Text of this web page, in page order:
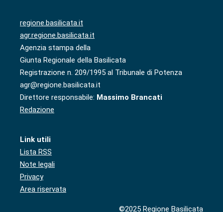
regione.basilicata.it
agr.regione.basilicata.it
Agenzia stampa della
Giunta Regionale della Basilicata
Registrazione n. 209/1995 al Tribunale di Potenza
agr@regione.basilicata.it
Direttore responsabile: Massimo Brancati
Redazione
Link utili
Lista RSS
Note legali
Privacy
Area riservata
©2025 Regione Basilicata